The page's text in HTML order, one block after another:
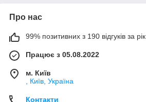
Про нас
99% позитивних з 190 відгуків за рік
Працює з 05.08.2022
м. Київ
, Київ, Україна
Контакти